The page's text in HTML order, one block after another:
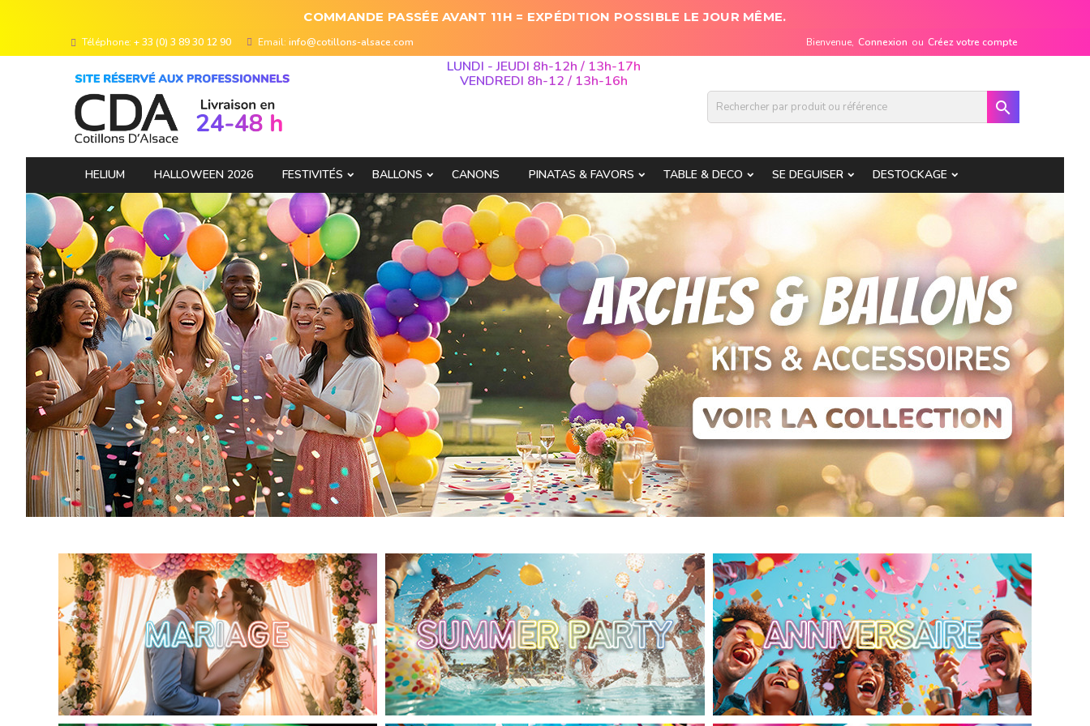
COMMANDE PASSÉE AVANT 11H = EXPÉDITION POSSIBLE LE JOUR MÊME.
Téléphone: + 33 (0) 3 89 30 12 90 Email: info@cotillons-alsace.com Bienvenue, Connexion ou Créez votre compte

LUNDI - JEUDI 8h-12h / 13h-17h
VENDREDI 8h-12 / 13h-16h
HELIUM HALLOWEEN 2026 FESTIVITÉS BALLONS CANONS PINATAS & FAVORS TABLE & DECO SE DEGUISER DESTOCKAGE